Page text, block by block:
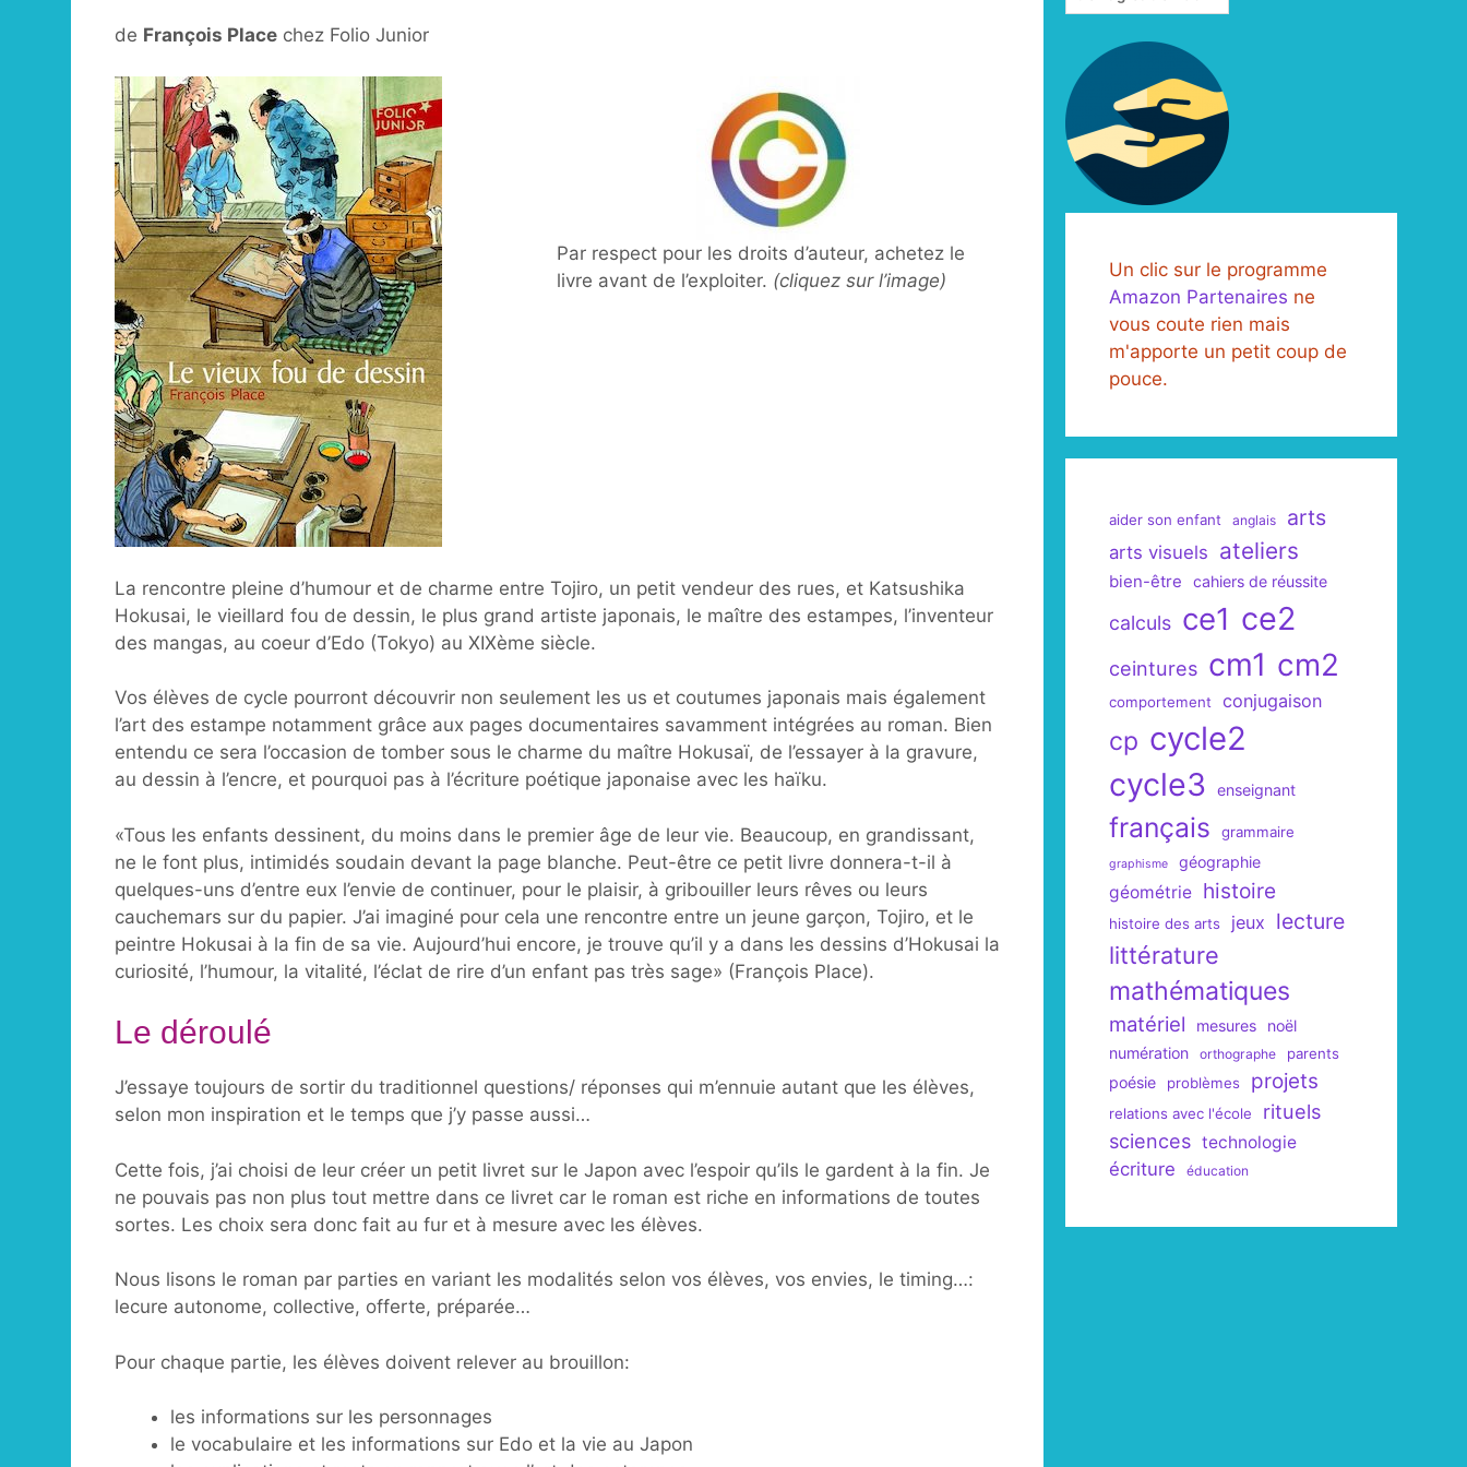
de François Placechez Folio Junior
Par respect pour les droits d’auteur, achetez le
livre avant de l’exploiter. (cliquez sur l’image)
La rencontre pleine d’humour et de charme entre Tojiro, un petit vendeur des rues, et Katsushika
Hokusai, le vieillard fou de dessin, le plus grand artiste japonais, le maître des estampes, l’inventeur
des mangas, au coeur d’Edo (Tokyo) au XIXème siècle.
Vos élèves de cycle pourront découvrir non seulement les us et coutumes japonais mais également
l’art des estampe notamment grâce aux pages documentaires savamment intégrées au roman. Bien
entendu ce sera l’occasion de tomber sous le charme du maître Hokusaï, de l’essayer à la gravure,
au dessin à l’encre, et pourquoi pas à l’écriture poétique japonaise avec les haïku.
«Tous les enfants dessinent, du moins dans le premier âge de leur vie. Beaucoup, en grandissant,
ne le font plus, intimidés soudain devant la page blanche. Peut-être ce petit livre donnera-t-il à
quelques-uns d’entre eux l’envie de continuer, pour le plaisir, à gribouiller leurs rêves ou leurs
cauchemars sur du papier. J’ai imaginé pour cela une rencontre entre un jeune garçon, Tojiro, et le
peintre Hokusai à la fin de sa vie. Aujourd’hui encore, je trouve qu’il y a dans les dessins d’Hokusai la
curiosité, l’humour, la vitalité, l’éclat de rire d’un enfant pas très sage» (François Place).
Le déroulé
J’essaye toujours de sortir du traditionnel questions/ réponses qui m’ennuie autant que les élèves,
selon mon inspiration et le temps que j’y passe aussi…
Cette fois, j’ai choisi de leur créer un petit livret sur le Japon avec l’espoir qu’ils le gardent à la fin. Je
ne pouvais pas non plus tout mettre dans ce livret car le roman est riche en informations de toutes
sortes. Les choix sera donc fait au fur et à mesure avec les élèves.
Nous lisons le roman par parties en variant les modalités selon vos élèves, vos envies, le timing…:
lecure autonome, collective, offerte, préparée…
Pour chaque partie, les élèves doivent relever au brouillon:
les informations sur les personnages
le vocabulaire et les informations sur Edo et la vie au Japon
Un clic sur le programme
Amazon Partenaires ne
vous coute rien mais
m'apporte un petit coup de
pouce.
aider son enfant anglais arts
arts visuels ateliers
bien-être cahiers de réussite
calculs ce1 ce2
ceintures cm1 cm2
comportement conjugaison
cp cycle2
cycle3
enseignant
français grammaire
graphisme géographie
géométrie histoire
histoire des arts jeux lecture
littérature
mathématiques
matériel mesures
noël
numération
orthographe parents
poésie problèmes projets
relations avec l'école
rituels
sciences technologie
écriture éducation